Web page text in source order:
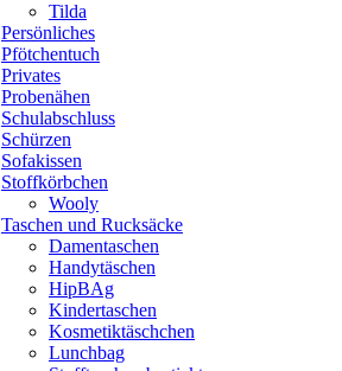
Tilda
Persönliches
Pfötchentuch
Privates
Probenähen
Schulabschluss
Schürzen
Sofakissen
Stoffkörbchen
Wooly
Taschen und Rucksäcke
Damentaschen
Handytäschen
HipBAg
Kindertaschen
Kosmetiktäschchen
Lunchbag